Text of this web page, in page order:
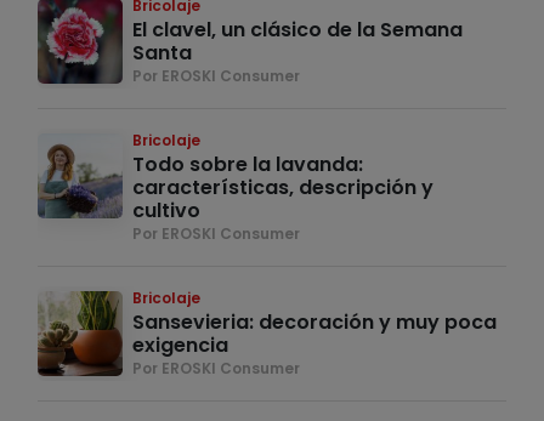
Bricolaje
El clavel, un clásico de la Semana
Santa
Por EROSKI Consumer
Bricolaje
Todo sobre la lavanda:
características, descripción y
cultivo
Por EROSKI Consumer
Bricolaje
Sansevieria: decoración y muy poca
exigencia
Por EROSKI Consumer